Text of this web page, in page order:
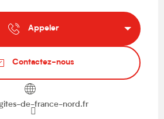
Appeler
Contactez-nous
de-france-nord.fr